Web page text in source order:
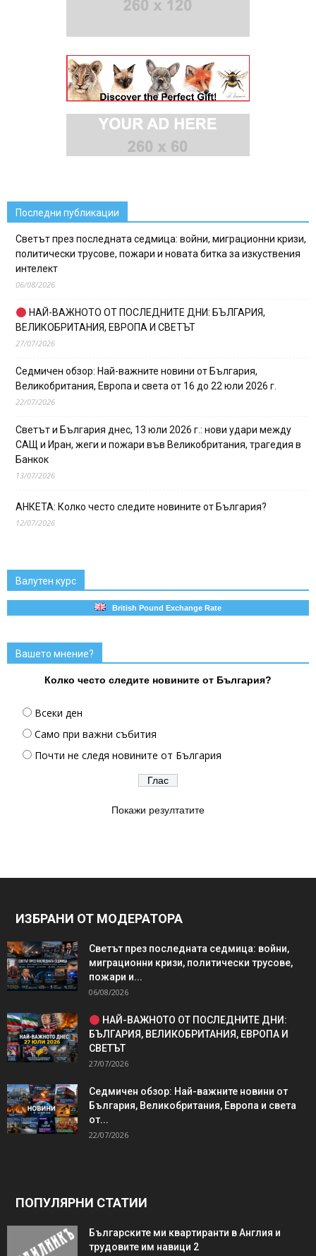
Последни публикации
Светът през последната седмица: войни, миграционни кризи,
политически трусове, пожари и новата битка за изкуствения
интелект
06/08/2026
НАЙ-ВАЖНОТО ОТ ПОСЛЕДНИТЕ ДНИ: БЪЛГАРИЯ,
ВЕЛИКОБРИТАНИЯ, ЕВРОПА И СВЕТЪТ
27/07/2026
Седмичен обзор: Най-важните новини от България,
Великобритания, Европа и света от 16 до 22 юли 2026 г.
22/07/2026
Светът и България днес, 13 юли 2026 г.: нови удари между
САЩ и Иран, жеги и пожари във Великобритания, трагедия в
Банкок
13/07/2026
АНКЕТА: Колко често следите новините от България?
12/07/2026
Валутен курс
British Pound Exchange Rate
Вашето мнение?
Колко често следите новините от България?
Всеки ден
Само при важни събития
Почти не следя новините от България
Покажи резултатите
ИЗБРАНИ ОТ МОДЕРАТОРА
Светът през последната седмица: войни,
миграционни кризи, политически трусове,
пожари и...
06/08/2026
НАЙ-ВАЖНОТО ОТ ПОСЛЕДНИТЕ ДНИ:
БЪЛГАРИЯ, ВЕЛИКОБРИТАНИЯ, ЕВРОПА И
СВЕТЪТ
27/07/2026
Седмичен обзор: Най-важните новини от
България, Великобритания, Европа и света
от...
22/07/2026
ПОПУЛЯРНИ СТАТИИ
Българските ми квартиранти в Англия и
трудовите им навици 2